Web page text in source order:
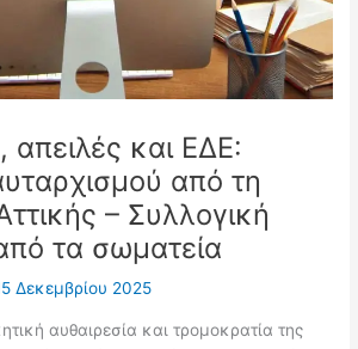
απειλές και ΕΔΕ:
από τη
– Συλλογική
τα σωματεία
Δεκεμβρίου 2025
αυθαιρεσία και τρομοκρατία της